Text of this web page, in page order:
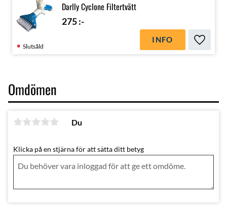
Darlly Cyclone Filtertvätt
275:-
Lägg
Slutsåld
INFO
Omdömen
Du
Klicka på en stjärna för att sätta ditt betyg